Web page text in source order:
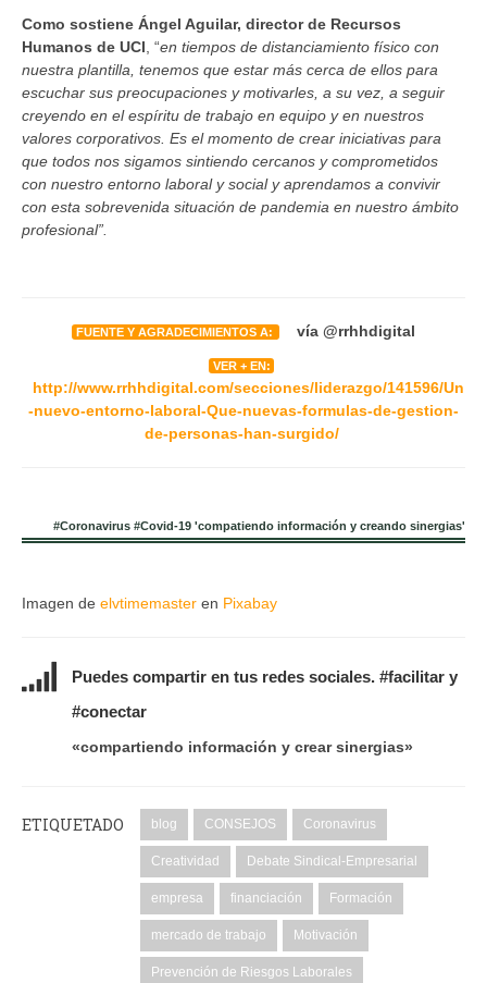
Como sostiene Ángel Aguilar, director de Recursos
Humanos de UCI , “en tiempos de distanciamiento físico con
nuestra plantilla, tenemos que estar más cerca de ellos para
escuchar sus preocupaciones y motivarles, a su vez, a seguir
creyendo en el espíritu de trabajo en equipo y en nuestros
valores corporativos. Es el momento de crear iniciativas para
que todos nos sigamos sintiendo cercanos y comprometidos
con nuestro entorno laboral y social y aprendamos a convivir
con esta sobrevenida situación de pandemia en nuestro ámbito
profesional”.
FUENTE Y AGRADECIMIENTOS A: vía @rrhhdigital
VER + EN:
http://www.rrhhdigital.com/secciones/liderazgo/141596/Un
-nuevo-entorno-laboral-Que-nuevas-formulas-de-gestion-
de-personas-han-surgido/
#Coronavirus #Covid-19 'compatiendo información y creando sinergias'
Imagen de elvtimemaster en Pixabay
Puedes compartir en tus redes sociales. #facilitar y
#conectar
«compartiendo información y crear sinergias»
ETIQUETADO blog CONSEJOS Coronavirus
Creatividad Debate Sindical-Empresarial
empresa financiación Formación
mercado de trabajo Motivación
Prevención de Riesgos Laborales